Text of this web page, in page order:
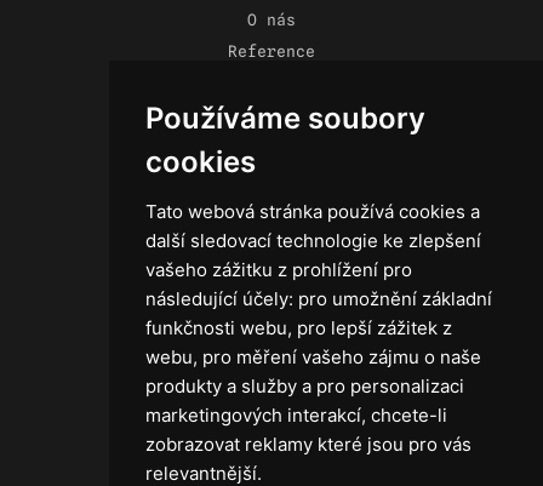
Používáme soubory
cookies
Tato webová stránka používá cookies a
další sledovací technologie ke zlepšení
vašeho zážitku z prohlížení pro
následující účely: pro umožnění základní
funkčnosti webu, pro lepší zážitek z
webu, pro měření vašeho zájmu o naše
produkty a služby a pro personalizaci
marketingových interakcí, chcete-li
zobrazovat reklamy které jsou pro vás
relevantnější.
O nás
Reference
Kontakt
Obchodní podmínky
Zásady ochrany osobních údajů
Technika
Světla
Příslušenství ke světlům
Osvětlovací technika GRIP
Baterie
Stativy